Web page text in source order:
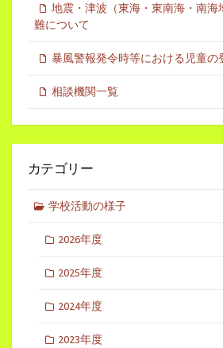
地震・津波（東海・東南海・南海
難について
暴風警報発令時等における児童の
相談機関一覧
カテゴリー
学校活動の様子
2026年度
2025年度
2024年度
2023年度